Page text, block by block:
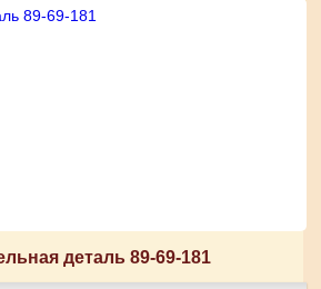
деталь 89-69-181